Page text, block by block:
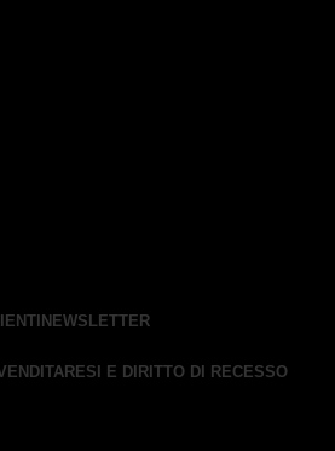
NEWSLETTER
RESI E DIRITTO DI RECESSO